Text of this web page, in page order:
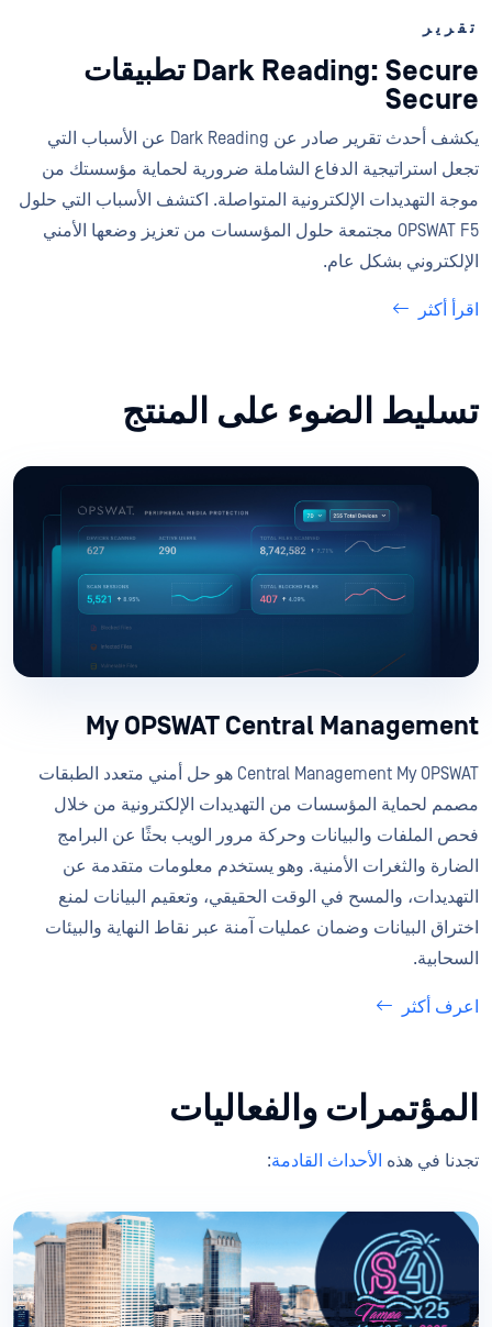
تقرير
Dark Reading: Secure تطبيقات
Secure
يكشف أحدث تقرير صادر عن Dark Reading عن الأسباب التي
تجعل استراتيجية الدفاع الشاملة ضرورية لحماية مؤسستك من
موجة التهديدات الإلكترونية المتواصلة. اكتشف الأسباب التي حلول
OPSWAT F5 مجتمعة حلول المؤسسات من تعزيز وضعها الأمني
الإلكتروني بشكل عام.
اقرأ أكثر
تسليط الضوء على المنتج
My OPSWAT Central Management
Central Management My OPSWAT هو حل أمني متعدد الطبقات
مصمم لحماية المؤسسات من التهديدات الإلكترونية من خلال
فحص الملفات والبيانات وحركة مرور الويب بحثًا عن البرامج
الضارة والثغرات الأمنية. وهو يستخدم معلومات متقدمة عن
التهديدات، والمسح في الوقت الحقيقي، وتعقيم البيانات لمنع
اختراق البيانات وضمان عمليات آمنة عبر نقاط النهاية والبيئات
السحابية.
اعرف أكثر
المؤتمرات والفعاليات
تجدنا في هذه الأحداث القادمة: